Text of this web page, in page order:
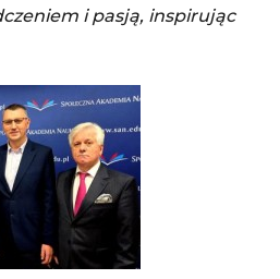
i pasją, inspirując